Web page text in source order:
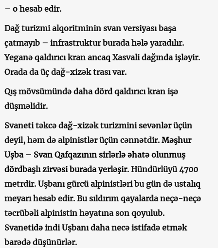
– o hesab edir.
Dağ turizmi alqoritminin svan versiyası başa
çatmayıb – infrastruktur burada hələ yaradılır.
Yeganə qaldırıcı kran ancaq Xasvali dağında işləyir.
Orada da üç dağ-xizək trası var.
Qış mövsümündə daha dörd qaldırıcı kran işə
düşməlidir.
Svaneti təkcə dağ-xizək turizmini sevənlər üçün
deyil, həm də alpinistlər üçün cənnətdir. Məşhur
Uşba – Svan Qafqazının sirlərlə əhatə olunmuş
dördbaşlı zirvəsi burada yerləşir. Hündürlüyü 4700
metrdir. Uşbanı gürcü alpinistləri bu gün də ustalıq
meyarı hesab edir. Bu sıldırım qayalarda neçə-neçə
təcrübəli alpinistin həyatına son qoyulub.
Svanetidə indi Uşbanı daha necə istifadə etmək
barədə düşünürlər.